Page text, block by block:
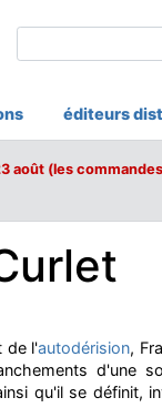
éditeurs
août (les
de l'autodérision,
d'une
qu'il se définit,